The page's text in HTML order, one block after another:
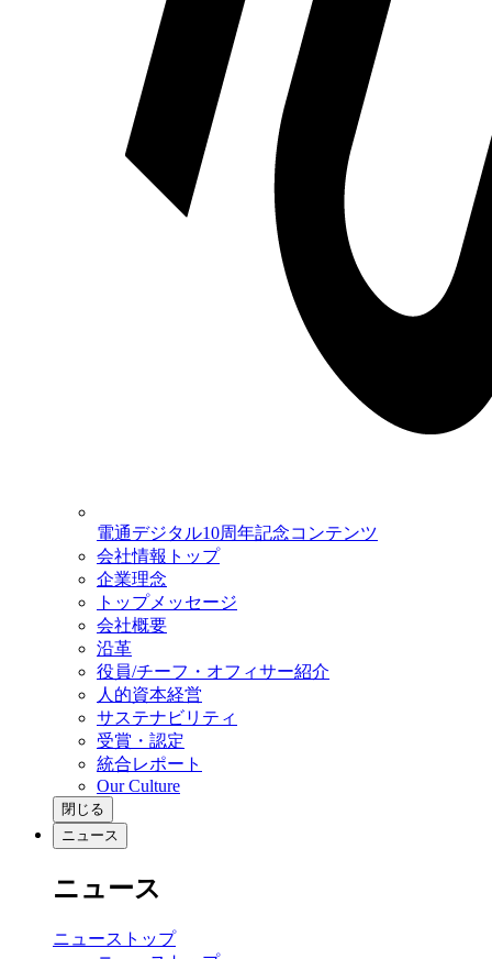
電通デジタル10周年記念コンテンツ
会社情報トップ
企業理念
トップメッセージ
会社概要
沿革
役員/チーフ・オフィサー紹介
人的資本経営
サステナビリティ
受賞・認定
統合レポート
Our Culture
閉じる
ニュース
ニュース
ニューストップ